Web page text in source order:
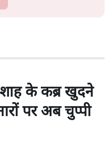
शाह के कब्र खुदने
पर अब चुप्पी